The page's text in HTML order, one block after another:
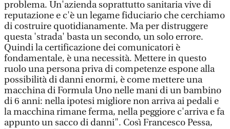
problema. Un'azienda soprattutto sanitaria vive di
reputazione e c'è un legame fiduciario che cerchiamo
di costruire quotidianamente. Ma per distruggere
questa 'strada' basta un secondo, un solo errore.
Quindi la certificazione dei comunicatori è
fondamentale, è una necessità. Mettere in questo
ruolo una persona priva di competenze espone alla
possibilità di danni enormi, è come mettere una
macchina di Formula Uno nelle mani di un bambino
di 6 anni: nella ipotesi migliore non arriva ai pedali e
la macchina rimane ferma, nella peggiore c'arriva e fa
appunto un sacco di danni". Così Francesco Pessa,